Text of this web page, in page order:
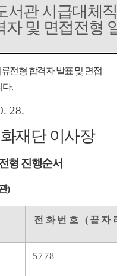
서관 시급대체직
자 및 면접전형
전형 합격자 발표 및 면접
다.
28.
재단 이사장
형 진행순서
)
전화번호 ( 끝자리
5778